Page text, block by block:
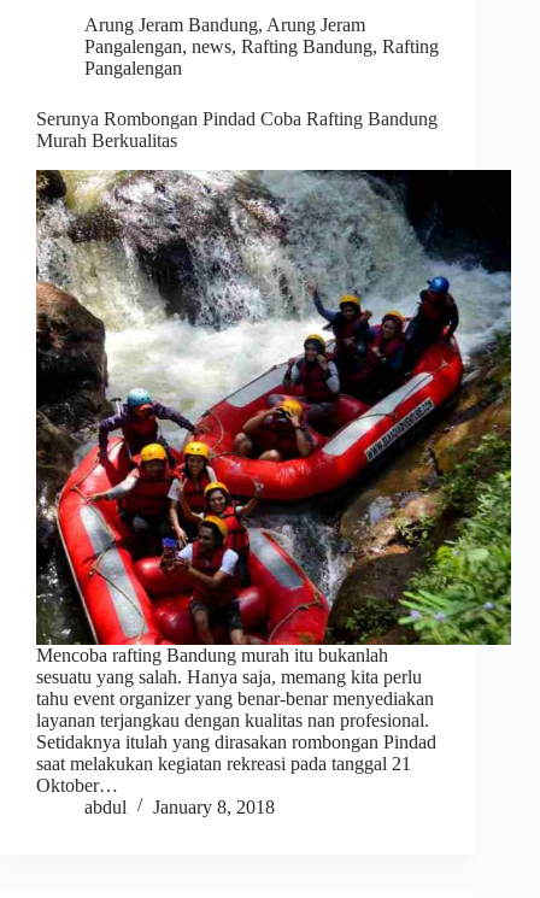
Arung Jeram Bandung, Arung Jeram
Pangalengan, news, Rafting Bandung, Rafting
Pangalengan
Serunya Rombongan Pindad Coba Rafting Bandung
Murah Berkualitas
Mencoba rafting Bandung murah itu bukanlah
sesuatu yang salah. Hanya saja, memang kita perlu
tahu event organizer yang benar-benar menyediakan
layanan terjangkau dengan kualitas nan profesional.
Setidaknya itulah yang dirasakan rombongan Pindad
saat melakukan kegiatan rekreasi pada tanggal 21
Oktober…
abdul
January 8, 2018